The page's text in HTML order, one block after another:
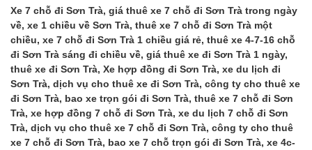
Xe 7 chỗ đi Sơn Trà, giá thuê xe 7 chỗ đi Sơn Trà trong ngày
về, xe 1 chiều về Sơn Trà, thuê xe 7 chỗ đi Sơn Trà một
chiều, xe 7 chỗ đi Sơn Trà 1 chiều giá rẻ, thuê xe 4-7-16 chỗ
đi Sơn Trà sáng đi chiều về, giá thuê xe đi Sơn Trà 1 ngày,
thuê xe đi Sơn Trà, Xe hợp đồng đi Sơn Trà, xe du lịch đi
Sơn Trà, dịch vụ cho thuê xe đi Sơn Trà, công ty cho thuê xe
đi Sơn Trà, bao xe trọn gói đi Sơn Trà, thuê xe 7 chỗ đi Sơn
Trà, xe hợp đồng 7 chỗ đi Sơn Trà, xe du lịch 7 chỗ đi Sơn
Trà, dịch vụ cho thuê xe 7 chỗ đi Sơn Trà, công ty cho thuê
xe 7 chỗ đi Sơn Trà, bao xe 7 chỗ trọn gói đi Sơn Trà, xe 4c-